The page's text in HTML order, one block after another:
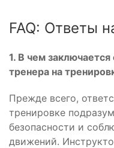
FAQ: Ответы
1. В чем заключается
тренера на
Прежде всего,
тренировке
безопасности и
движений.